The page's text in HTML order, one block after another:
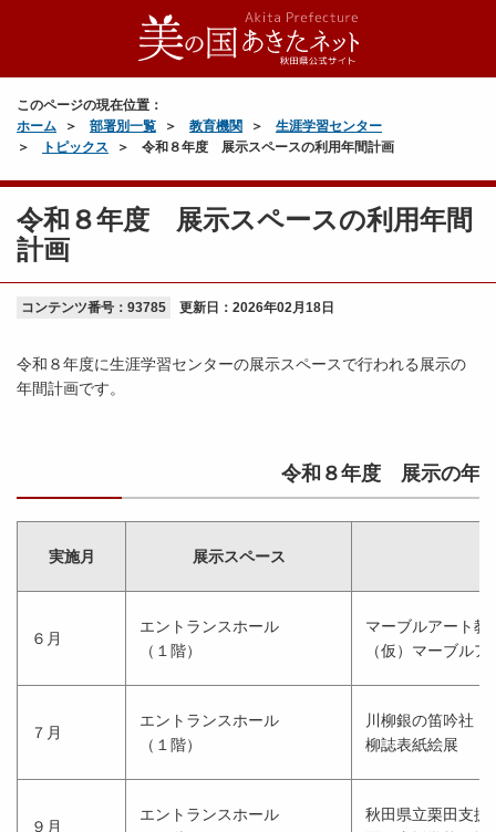
このページの現在位置：
ホーム
部署別一覧 教育機関
生涯学習センター
トピックス
令和８年度 展示スペースの利用年間計画
令和８年度 展示スペースの利用年間
計画
コンテンツ番号：93785 更新日： 2026年02月18日
令和８年度に生涯学習センターの展示スペースで行われる展示の
年間計画です。
令和８年度 展示の年
実施月 展示スペース
６月
エントランスホール
（１階）
マーブルアート教
（仮）マーブル
７月
エントランスホール
（１階）
川柳銀の笛吟社
柳誌表紙絵展
９月
エントランスホール
秋田県立栗田支援